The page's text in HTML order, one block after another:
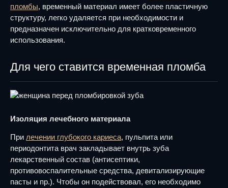
пломбы, временный материал имеет более пластичную
структуру, легко удаляется при необходимости и
предназначен исключительно для кратковременного
использования.
Для чего ставится временная пломба
Изоляция лечебного материала
При лечении глубокого кариеса, пульпита или
периодонтита врач закладывает внутрь зуба
лекарственный состав (антисептики,
противовоспалительные средства, девитализирующие
пасты и пр.). Чтобы он подействовал, его необходимо